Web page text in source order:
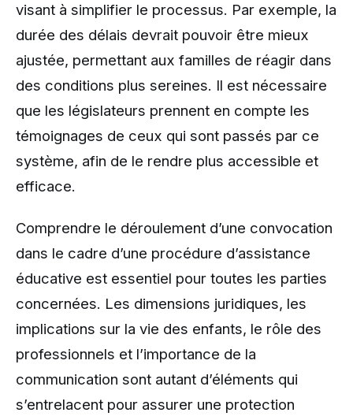
visant à simplifier le processus. Par exemple, la
durée des délais devrait pouvoir être mieux
ajustée, permettant aux familles de réagir dans
des conditions plus sereines. Il est nécessaire
que les législateurs prennent en compte les
témoignages de ceux qui sont passés par ce
système, afin de le rendre plus accessible et
efficace.
Comprendre le déroulement d’une convocation
dans le cadre d’une procédure d’assistance
éducative est essentiel pour toutes les parties
concernées. Les dimensions juridiques, les
implications sur la vie des enfants, le rôle des
professionnels et l’importance de la
communication sont autant d’éléments qui
s’entrelacent pour assurer une protection